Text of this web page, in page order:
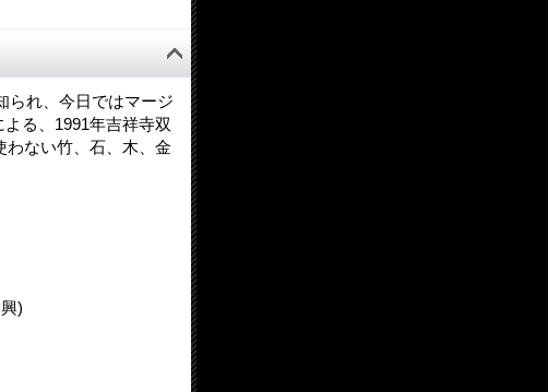
られ、今日ではマージ
る、1991年吉祥寺双
わない竹、石、木、金
)